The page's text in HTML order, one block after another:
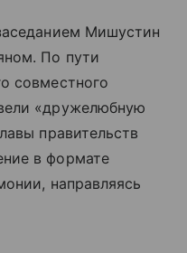
Мишустин
По пути
совместного
«дружелюбную
правительств
в формате
направляясь